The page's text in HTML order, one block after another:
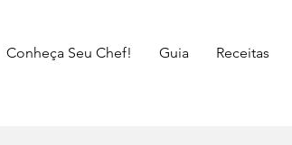
Conheça Seu Chef! Guia Receitas